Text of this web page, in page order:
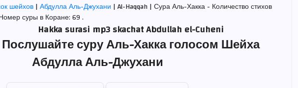
шейхов|Абдулла Аль-Джухани | Al-Haqqah | Сура Аль-Хакка - Количество стихов
суры в Коране: 69 .
Hakka surasi mp3 skachat Abdullah el-Cuheni
Послушайте суру Аль-Хакка голосом Шейха
Абдулла Аль-Джухани